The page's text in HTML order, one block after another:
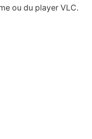
ou du player VLC.